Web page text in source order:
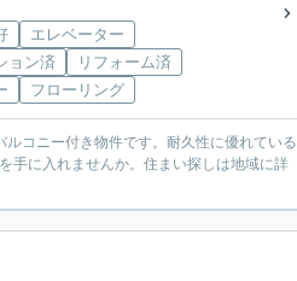
エレベーター
ョン済
リフォーム済
フローリング
コニー付き物件です。耐久性に優れている
手に入れませんか。住まい探しは地域に詳